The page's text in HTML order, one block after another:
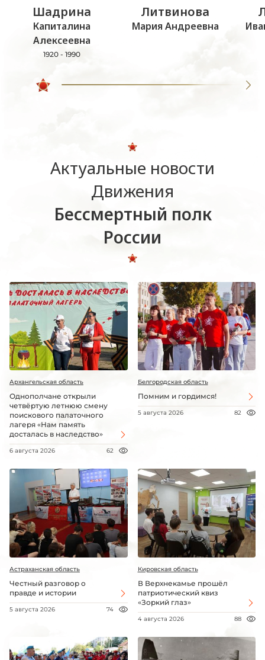
Шадрина
Капиталина
Алексеевна
1920 - 1990
Литвинова
Мария Андреевна
Актуальные новости
Движения
Бессмертный полк
России
Архангельская область
Однополчане открыли
четвёртую летнюю смену
поискового палаточного
лагеря «Нам память
досталась в наследство»
6 августа 2026 62
Белгородская область
Помним и гордимся!
5 августа 2026 82
Астраханская область
Честный разговор о
правде и истории
5 августа 2026 74
Кировская область
В Верхнекамье прошёл
патриотический квиз
«Зоркий глаз»
4 августа 2026 88